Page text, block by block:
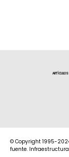
ARTÍCULOS
© Copyright 1995-
fuente.